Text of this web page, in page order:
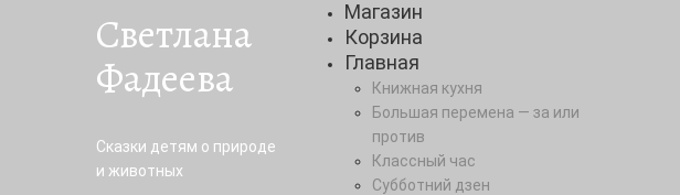
Светлана
Фадеева
Сказки детям о природе
и животных
Магазин
Корзина
Главная
Книжная кухня
Большая перемена — за или
против
Классный час
Субботний дзен